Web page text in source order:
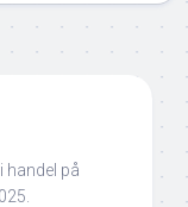
handel på